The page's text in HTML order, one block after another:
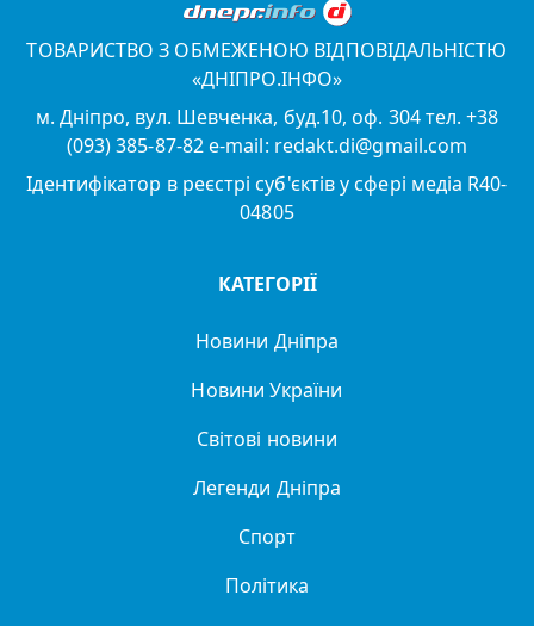
ТОВАРИСТВО З ОБМЕЖЕНОЮ ВІДПОВІДАЛЬНІСТЮ
«ДНІПРО.ІНФО»
м. Дніпро, вул. Шевченка, буд.10, оф. 304 тел. +38
(093) 385-87-82 e-mail: redakt.di@gmail.com
Ідентифікатор в реєстрі суб'єктів у сфері медіа R40-
04805
КАТЕГОРІЇ
Новини Дніпра
Новини України
Світові новини
Легенди Дніпра
Спорт
Політика